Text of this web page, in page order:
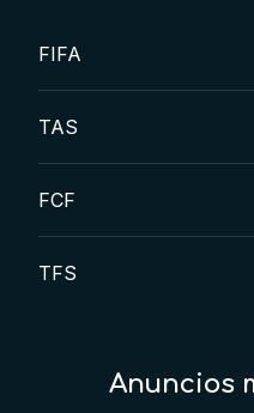
FIFA
TAS
FCF
TFS
Anuncios